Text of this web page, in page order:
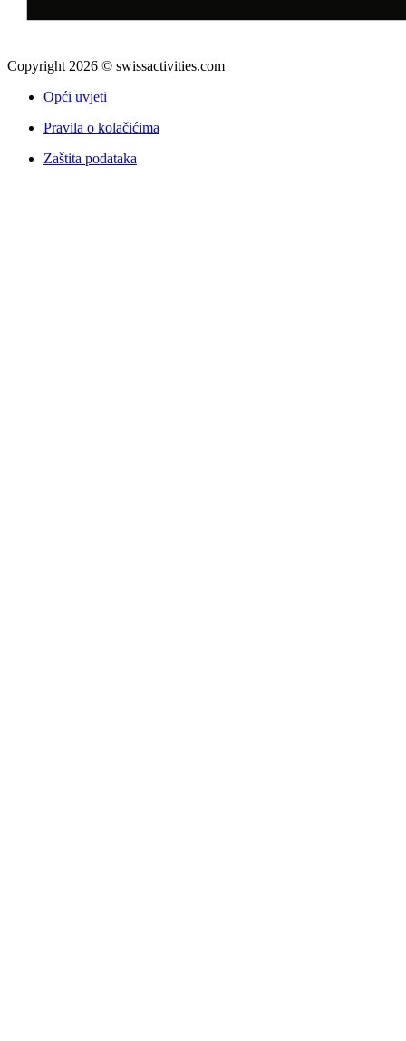
Copyright 2026 © swissactivities.com
Opći uvjeti
Pravila o kolačićima
Zaštita podataka